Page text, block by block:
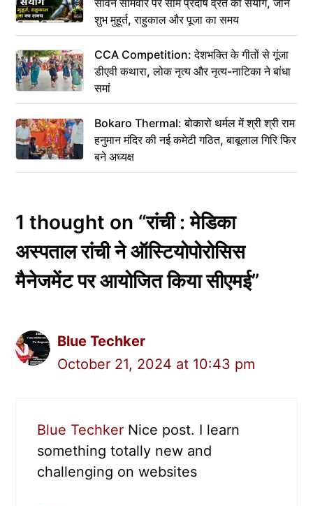
शुभ मुहूर्त, राहुकाल और पूजा का समय
CCA Competition: देशभक्ति के गीतों से गूंजा
डीएवी कथारा, लोक नृत्य और नृत्य-नाटिका ने बांधा
समां
Bokaro Thermal: बोकारो थर्मल में श्री श्री राम
हनुमान मंदिर की नई कमेटी गठित, बाबूलाल गिरि फिर
बने अध्यक्ष
1 thought on “रांची : मेडिका
अस्पताल रांची ने ऑस्टियोपोरोसिस
मैनेजमेंट पर आयोजित किया सीएमई”
Blue Techker
October 21, 2024 at 10:43 pm
Blue Techker Nice post. I learn
something totally new and
challenging on websites